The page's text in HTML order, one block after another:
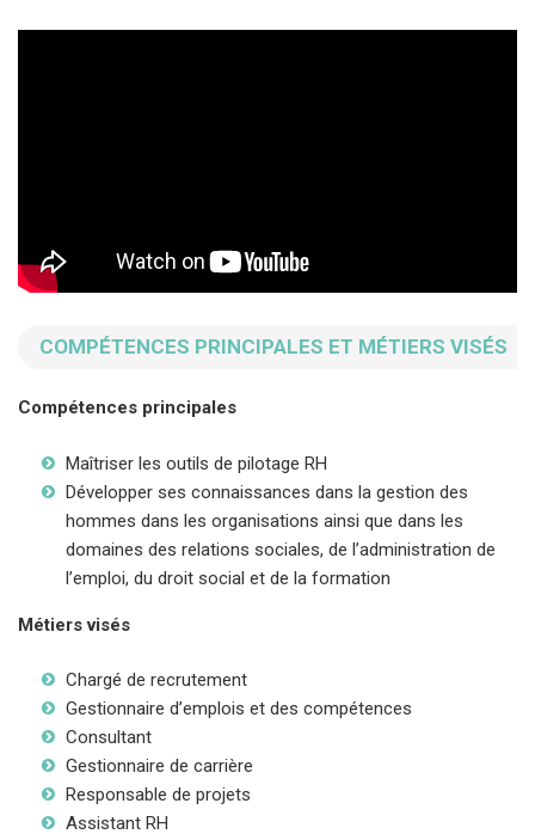
COMPÉTENCES PRINCIPALES ET MÉTIERS VISÉS
Compétences principales
Maîtriser les outils de pilotage RH
Développer ses connaissances dans la gestion des
hommes dans les organisations ainsi que dans les
domaines des relations sociales, de l’administration de
l’emploi, du droit social et de la formation
Métiers visés
Chargé de recrutement
Gestionnaire d’emplois et des compétences
Consultant
Gestionnaire de carrière
Responsable de projets
Assistant RH